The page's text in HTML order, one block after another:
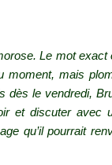
Le mot
mais
dès le vendredi,
et discuter avec
qu’il pourrait